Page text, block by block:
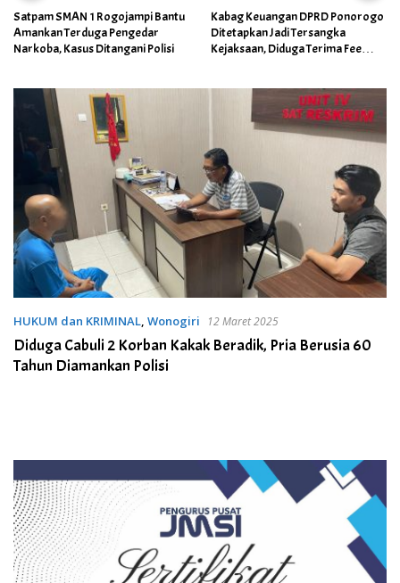
Satpam SMAN 1 Rogojampi Bantu
Amankan Terduga Pengedar
Narkoba, Kasus Ditangani Polisi
Kabag Keuangan DPRD Ponorogo
Ditetapkan Jadi Tersangka
Kejaksaan, Diduga Terima Fee
HUKUM dan KRIMINAL, Wonogiri 12 Maret 2025
Diduga Cabuli 2 Korban Kakak Beradik, Pria Berusia 60
Tahun Diamankan Polisi